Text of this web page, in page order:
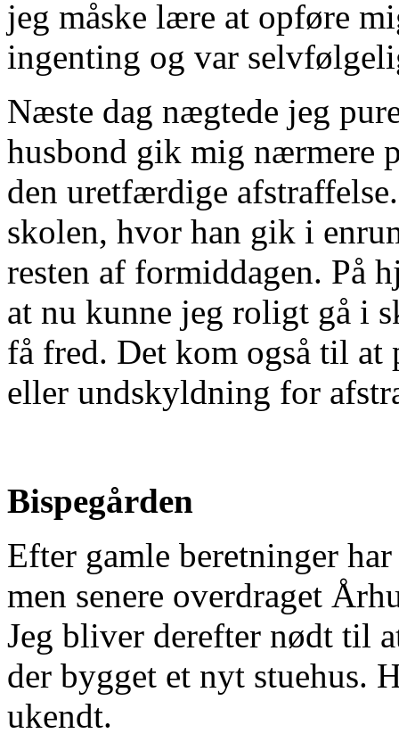
jeg måske lære at opføre
ingenting og var
Næste dag nægtede jeg
husbond gik mig nærmere
den uretfærdige
skolen, hvor han gik i
resten af formiddagen. På
at nu kunne jeg roligt gå i
få fred. Det kom også til at
eller undskyldning for
Bispegården
Efter gamle beretninger
men senere overdraget
Jeg bliver derefter nødt til
der bygget et nyt stuehus.
ukendt.